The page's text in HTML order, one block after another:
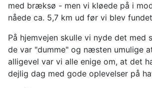
med bræksø - men vi kløede på i
nåede ca. 5,7 km ud før vi blev
På hjemvejen skulle vi nyde det med
de var "dumme" og næsten umulige
alligevel var vi alle enige om, at det
dejlig dag med gode oplevelser på